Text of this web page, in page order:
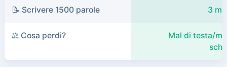
📝 Scrivere 1500 parole 3
⚖️ Cosa perdi?
Mal di testa/